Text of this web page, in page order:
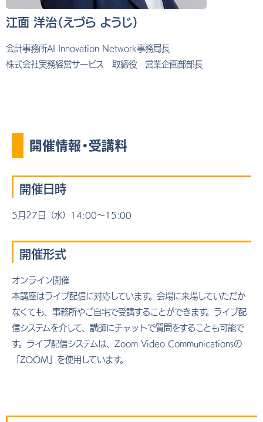
江面 洋治（えづら ようじ）
会計事務所AI Innovation Network事務局長
株式会社実務経営サービス 取締役 営業企画部部長
開催情報・受講料
開催日時
5月27日（水）14:00～15:00
開催形式
オンライン開催
本講座はライブ配信に対応しています。会場に来場していただか
なくても、事務所やご自宅で受講することができます。ライブ配
信システムを介して、講師にチャットで質問をすることも可能で
す。ライブ配信システムは、Zoom Video Communicationsの
「ZOOM」を使用しています。